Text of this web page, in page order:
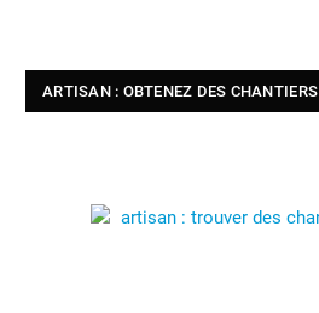
ARTISAN : OBTENEZ DES CHANTIERS